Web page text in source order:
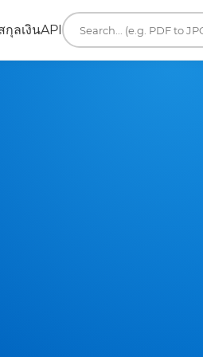
กุลเงินAPI